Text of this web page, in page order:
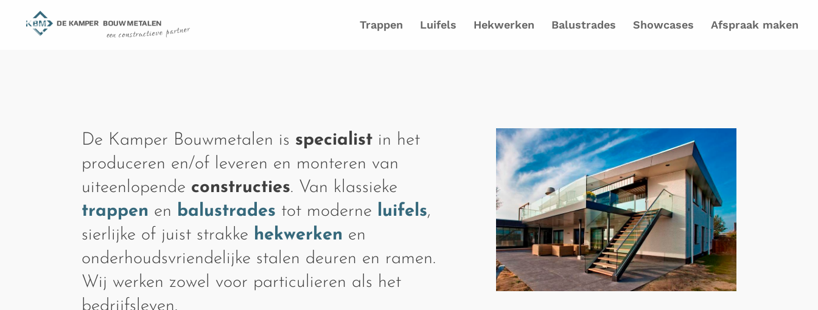
Trappen Luifels Hekwerken Balustrades Showcases Afspraak maken
De Kamper Bouwmetalen is specialist in het
produceren en/of leveren en monteren van
uiteenlopende constructies. Van klassieke
trappen en balustrades tot moderne luifels,
sierlijke of juist strakke hekwerken en
onderhoudsvriendelijke stalen deuren en ramen.
Wij werken zowel voor particulieren als het
bedrijfsleven.